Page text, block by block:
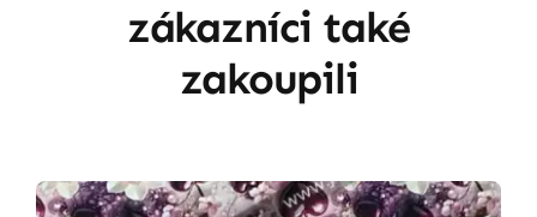
zákazníci také
zakoupili